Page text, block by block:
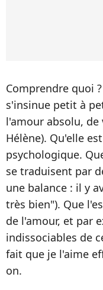
Comprendre quoi
s'insinue petit à
l'amour absolu, de
Hélène). Qu'elle
psychologique.
se traduisent par
une balance : il y
très bien"). Que
de l'amour, et par
indissociables de
fait que je l'aime
on.